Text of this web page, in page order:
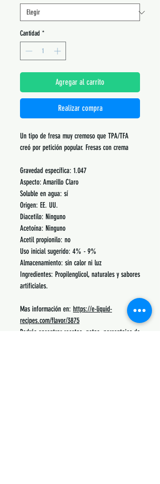
Cantidad *
Agregar al carrito
Realizar compra
Un tipo de fresa muy cremoso que TPA/TFA
creó por petición popular. Fresas con crema
Gravedad específica: 1.047
Aspecto: Amarillo Claro
Soluble en agua: sí
Origen: EE. UU.
Diacetilo: Ninguno
Acetoína: Ninguno
Acetil propionilo: no
Uso inicial sugerido: 4% - 9%
Almacenamiento: sin calor ni luz
Ingredientes: Propilenglicol, naturales y sabores
artificiales.
Mas información en: https://e-liquid-
recipes.com/flavor/3875
Podrás encontrar recetas, notas, porcentajes de